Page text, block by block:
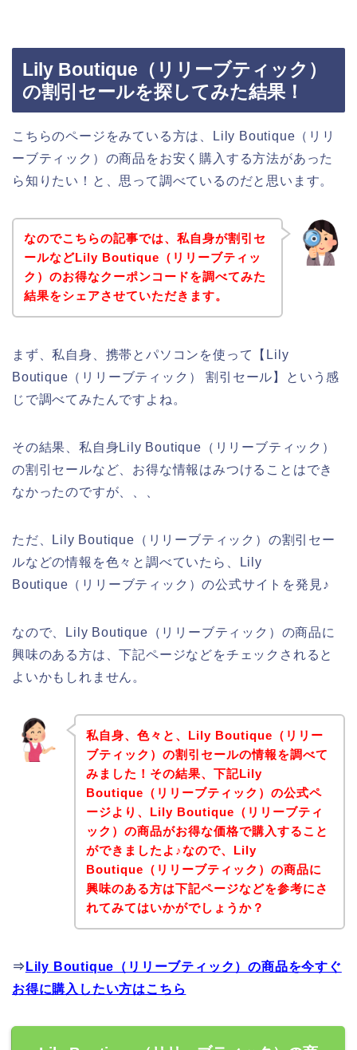
Lily Boutique（リリーブティック）
の割引セールを探してみた結果！
こちらのページをみている方は、Lily Boutique（リリ
ーブティック）の商品をお安く購入する方法があった
ら知りたい！と、思って調べているのだと思います。
なのでこちらの記事では、私自身が割引セ
ールなどLily Boutique（リリーブティッ
ク）のお得なクーポンコードを調べてみた
結果をシェアさせていただきます。
まず、私自身、携帯とパソコンを使って【Lily
Boutique（リリーブティック） 割引セール】という感
じで調べてみたんですよね。
その結果、私自身Lily Boutique（リリーブティック）
の割引セールなど、お得な情報はみつけることはでき
なかったのですが、、、
ただ、Lily Boutique（リリーブティック）の割引セー
ルなどの情報を色々と調べていたら、Lily
Boutique（リリーブティック）の公式サイトを発見♪
なので、Lily Boutique（リリーブティック）の商品に
興味のある方は、下記ページなどをチェックされると
よいかもしれません。
私自身、色々と、Lily Boutique（リリー
ブティック）の割引セールの情報を調べて
みました！その結果、下記Lily
Boutique（リリーブティック）の公式ペ
ージより、Lily Boutique（リリーブティ
ック）の商品がお得な価格で購入すること
ができましたよ♪なので、Lily
Boutique（リリーブティック）の商品に
興味のある方は下記ページなどを参考にさ
れてみてはいかがでしょうか？
⇒ Lily Boutique（リリーブティック）の商品を今すぐ
お得に購入したい方はこちら